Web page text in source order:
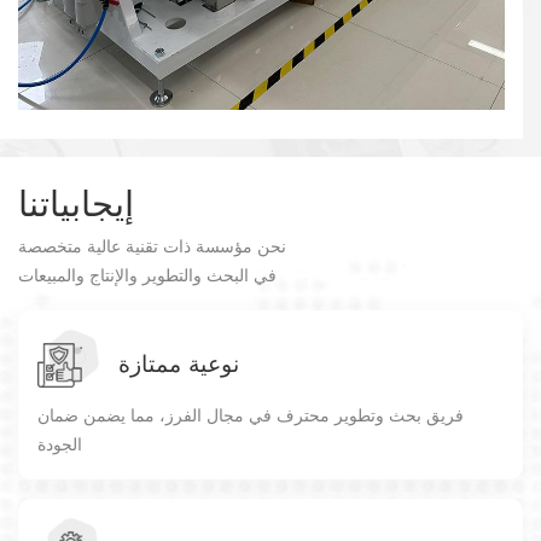
إيجابياتنا
نحن مؤسسة ذات تقنية عالية متخصصة
في البحث والتطوير والإنتاج والمبيعات
نوعية ممتازة
فريق بحث وتطوير محترف في مجال الفرز، مما يضمن ضمان
الجودة